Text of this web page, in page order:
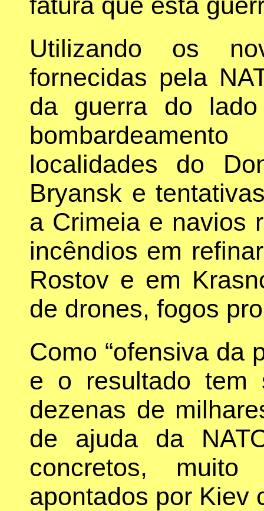
Utilizando os
fornecidas pela
da guerra do
localidades do
Bryansk e
a Crimeia e navios
incêndios em
Rostov e em
de drones, fogos
Como “ofensiva da
e o resultado tem
dezenas de
de ajuda da
concretos,
apontados por Kiev